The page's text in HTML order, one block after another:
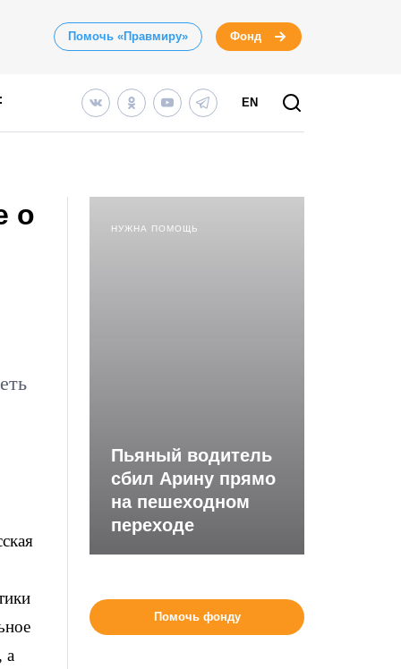
Помочь «Правмиру» Фонд
EN
о
а
НУЖНА ПОМОЩЬ
Пьяный водитель
сбил Арину прямо
на пешеходном
переходе
Помочь фонду